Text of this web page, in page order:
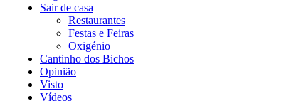
Sair de casa
Restaurantes
Festas e Feiras
Oxigénio
Cantinho dos Bichos
Opinião
Visto
Vídeos